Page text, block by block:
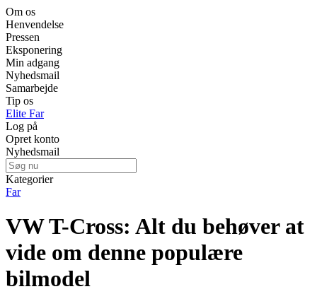
Om os
Henvendelse
Pressen
Eksponering
Min adgang
Nyhedsmail
Samarbejde
Tip os
Elite Far
Log på
Opret konto
Nyhedsmail
Kategorier
Far
VW T-Cross: Alt du behøver at
vide om denne populære
bilmodel